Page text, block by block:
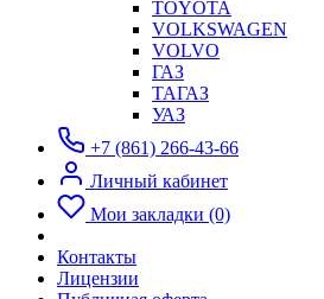
TOYOTA
VOLKSWAGEN
VOLVO
ГАЗ
ТАГАЗ
УАЗ
+7 (861) 266-43-66
Личный кабинет
Мои закладки (0)
Контакты
Лицензии